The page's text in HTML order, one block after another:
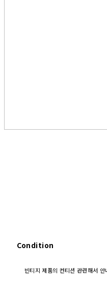
Condition
빈티지 제품의 컨티션 관련해서 안